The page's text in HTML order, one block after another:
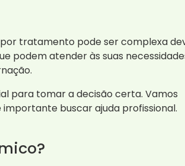
tratamento pode ser complexa
podem atender às suas
para tomar a decisão certa. Vamos
buscar ajuda profissional.